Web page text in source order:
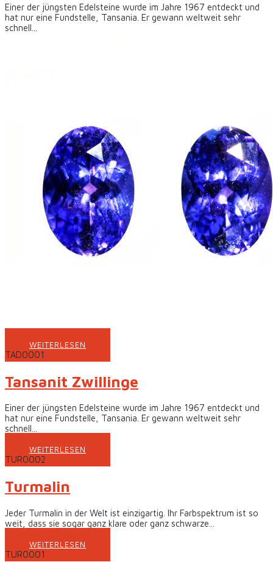
Einer der jüngsten Edelsteine wurde im Jahre 1967 entdeckt und
hat nur eine Fundstelle, Tansania. Er gewann weltweit sehr
schnell...
WEITERLESEN
TAD0001
Tansanit Zwillinge
Einer der jüngsten Edelsteine wurde im Jahre 1967 entdeckt und
hat nur eine Fundstelle, Tansania. Er gewann weltweit sehr
schnell...
WEITERLESEN
TUR0002
Turmalin
Jeder Turmalin in der Welt ist einzigartig. Ihr Farbspektrum ist so
weit, dass sie sogar ganz klare oder ganz schwarze...
WEITERLESEN
TUR0001